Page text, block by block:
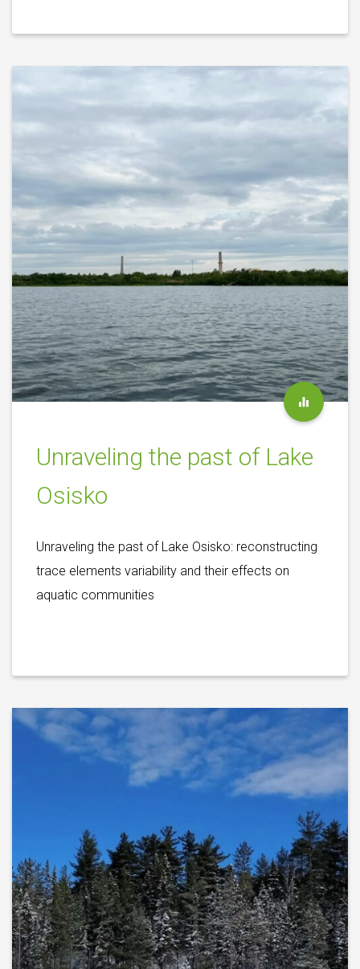
Unraveling the past of Lake
Osisko
Unraveling the past of Lake Osisko: reconstructing
trace elements variability and their effects on
aquatic communities